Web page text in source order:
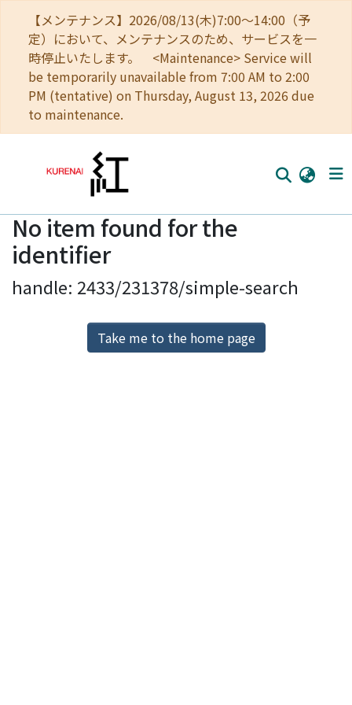
【メンテナンス】2026/08/13(木)7:00～14:00（予
定）において、メンテナンスのため、サービスを一
時停止いたします。 <Maintenance> Service will
be temporarily unavailable from 7:00 AM to 2:00
PM (tentative) on Thursday, August 13, 2026 due
to maintenance.
Home
Communities
Browse
Download Ranking
No item found for the
identifier
handle: 2433/231378/simple-search
Take me to the home page